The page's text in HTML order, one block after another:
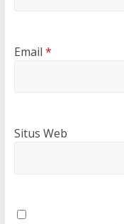
Email *
Situs Web